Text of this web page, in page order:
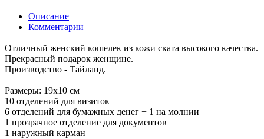
Описание
Комментарии
Отличный женский кошелек из кожи ската высокого качества.
Прекрасный подарок женщине.
Производство - Тайланд.
Размеры: 19х10 см
10 отделений для визиток
6 отделений для бумажных денег + 1 на молнии
1 прозрачное отделение для документов
1 наружный карман